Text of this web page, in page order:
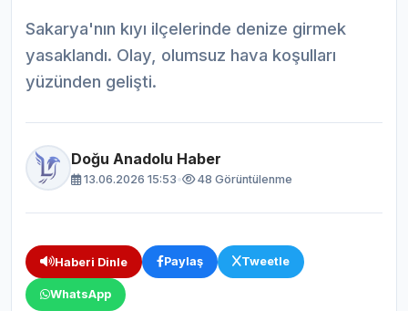
Sakarya'nın kıyı ilçelerinde denize girmek
yasaklandı. Olay, olumsuz hava koşulları
yüzünden gelişti.
Doğu Anadolu Haber
13.06.2026 15:53• 48 Görüntülenme
Haberi Dinle Paylaş Tweetle
WhatsApp